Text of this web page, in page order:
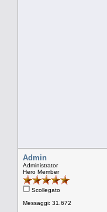
Admin
Administrator
Hero Member
Scollegato
Messaggi: 31.672